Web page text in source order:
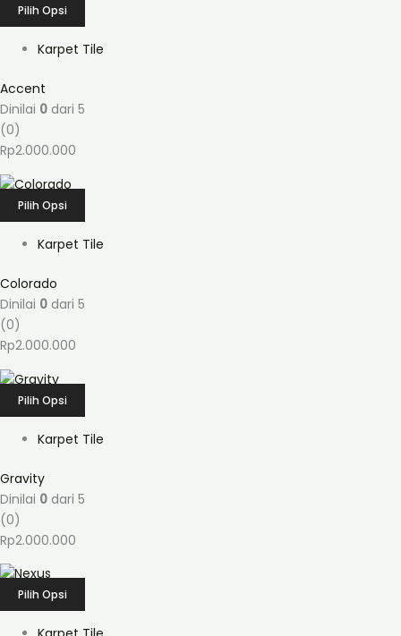
Pilih Opsi
Karpet Tile
Accent
Dinilai 0 dari 5
(0)
Rp2.000.000
Pilih Opsi
Karpet Tile
Colorado
Dinilai 0 dari 5
(0)
Rp2.000.000
Pilih Opsi
Karpet Tile
Gravity
Dinilai 0 dari 5
(0)
Rp2.000.000
Pilih Opsi